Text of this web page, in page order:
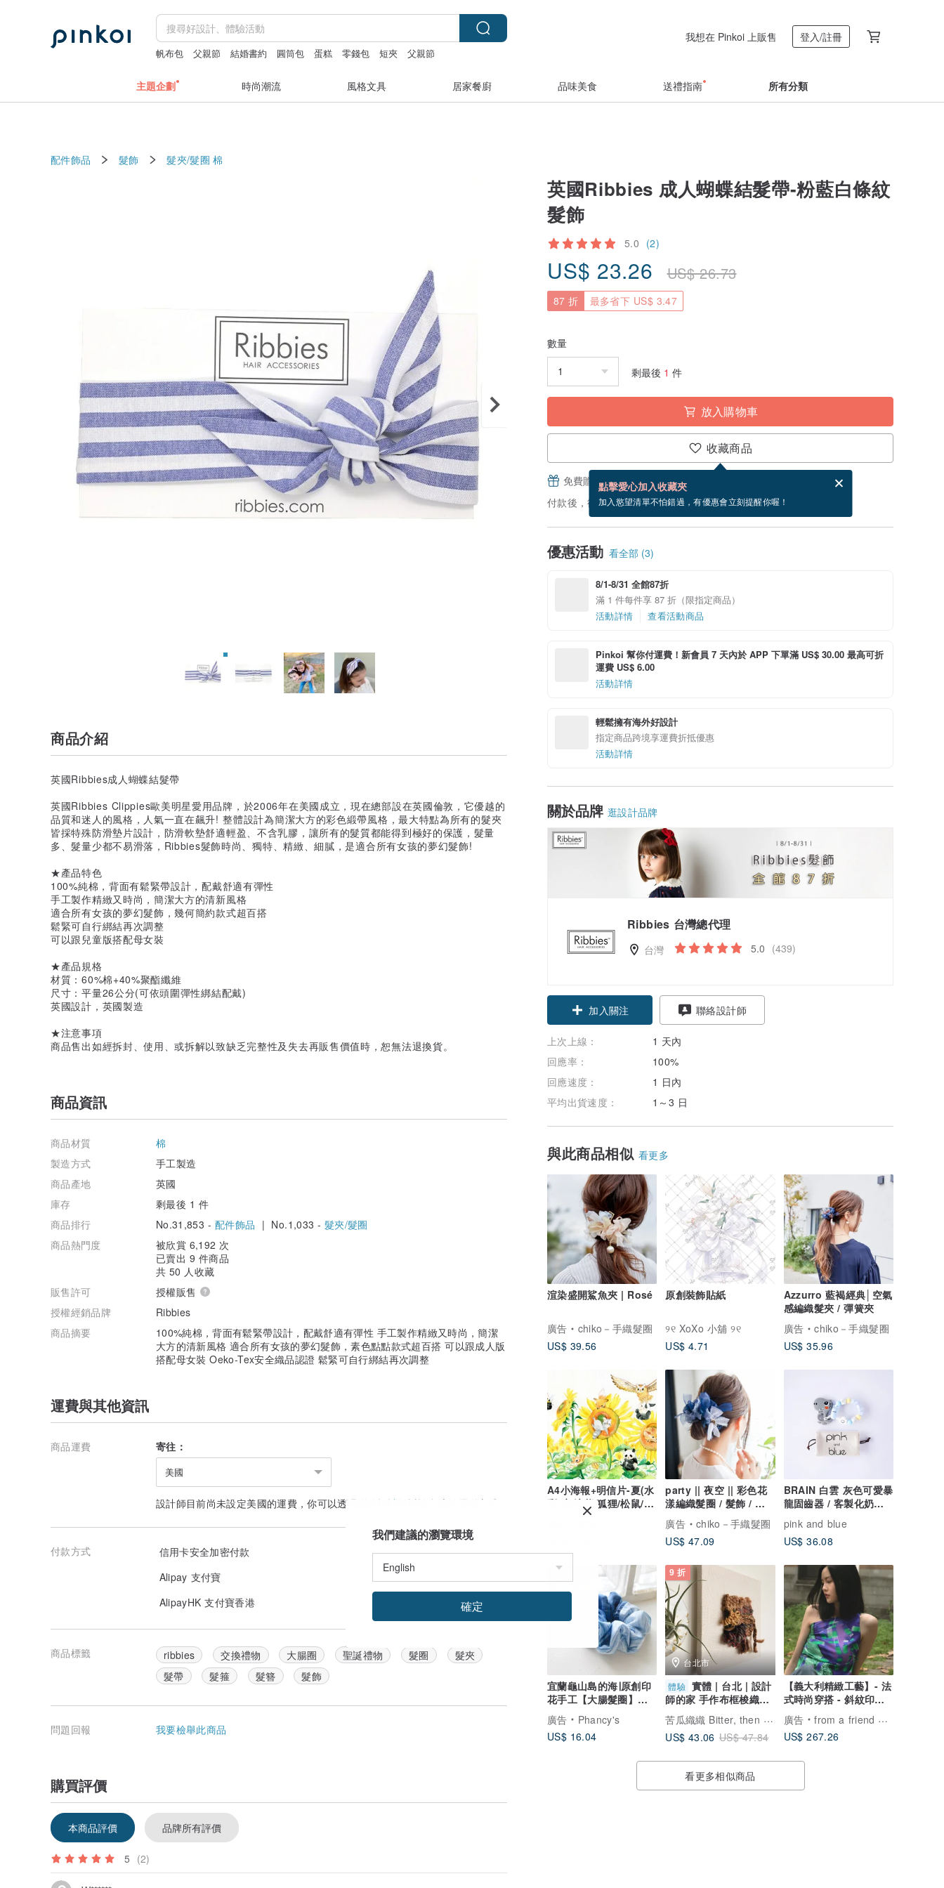
帆布包 父親節 結婚書約 圓筒包 蛋糕 零錢包 短夾 父親節
我想在 Pinkoi 上販售 登入/註冊
主題企劃 時尚潮流 風格文具 居家餐廚 品味美食 送禮指南 所有分類
配件飾品 髮飾 髮夾/髮圈 棉
英國Ribbies 成人蝴蝶結髮帶-粉藍白條紋
髮飾
5.0 (2)
US$ 23.26 US$26.73
87 折 最多省下 US$ 3.47
數量
剩最後 1 件
放入購物車
收藏商品
點擊愛心加入收藏夾
加入慾望清單不怕錯過，有優惠會立刻提醒你喔！
免費贈送電子賀卡，結帳完成後填寫
付款後，從備貨到寄出商品為 3 個工作天。（不包含假日）
優惠活動 看全部 (3)
8/1-8/31 全館87折
滿 1 件每件享 87 折（限指定商品）
活動詳情
查看活動商品
Pinkoi 幫你付運費！新會員 7 天內於 APP 下單滿 US$ 30.00 最高可折
運費 US$ 6.00
活動詳情
輕鬆擁有海外好設計
指定商品跨境享運費折抵優惠
活動詳情
關於品牌 逛設計品牌
Ribbies 台灣總代理
台灣 5.0 (439)
加入關注 聯絡設計師
上次上線：
1 天內
回應率：
100%
回應速度：
1 日內
平均出貨速度：
1～3 日
與此商品相似 看更多
渲染盛開鯊魚夾 | Rosé
廣告
chiko－手織髮圈
US$ 39.56
原創裝飾貼紙
୨୧ XoXo 小舖 ୨୧
US$ 4.71
Azzurro 藍褐經典│空氣
感編織髮夾 / 彈簧夾
廣告
chiko－手織髮圈
US$ 35.96
A4小海報+明信片-夏(水
彩)鹿/浣熊/狐狸/松鼠/刺
蝟/兔子/貓頭鷹
party || 夜空 || 彩色花
漾編織髮圈 / 髮飾 / 細
髮圈
廣告
chiko－手織髮圈
US$ 47.09
BRAIN 白雲 灰色可愛暴
龍固齒器 / 客製化奶嘴
pink and blue
US$ 36.08
宜蘭龜山島的海∣原創印
花手工【大腸髮圈】大
腸圈 髮圈 髮束
廣告
Phancy's
US$ 16.04
9 折
台北市
體驗 實體 | 台北 | 設計
師的家 手作布框梭織畫
基礎織布 居家裝飾
苦瓜織織 Bitter, then better
US$ 43.06 US$ 47.84
【義大利精緻工藝】- 法
式時尚穿搭 - 斜紋印花
絲巾上衣
廣告
from a friend of mine
US$ 267.26
看更多相似商品
商品介紹
英國Ribbies成人蝴蝶結髮帶
英國Ribbies Clippies歐美明星愛用品牌，於2006年在美國成立，現在總部設在英國倫敦，它優越的
品質和迷人的風格，人氣一直在飆升! 整體設計為簡潔大方的彩色緞帶風格，最大特點為所有的髮夾
皆採特殊防滑墊片設計，防滑軟墊舒適輕盈、不含乳膠，讓所有的髮質都能得到極好的保護，髮量
多、髮量少都不易滑落，Ribbies髮飾時尚、獨特、精緻、細膩，是適合所有女孩的夢幻髮飾!
★產品特色
100%純棉，背面有鬆緊帶設計，配戴舒適有彈性
手工製作精緻又時尚，簡潔大方的清新風格
適合所有女孩的夢幻髮飾，幾何簡約款式超百搭
鬆緊可自行綁結再次調整
可以跟兒童版搭配母女裝
★產品規格
材質：60%棉+40%聚酯纖維
尺寸：平量26公分(可依頭圍彈性綁結配戴)
英國設計，英國製造
★注意事項
商品售出如經拆封、使用、或拆解以致缺乏完整性及失去再販售價值時，恕無法退換貨。
商品資訊
商品材質
棉
製造方式
手工製造
商品產地
英國
庫存
剩最後 1 件
商品排行
No.31,853 - 配件飾品 | No.1,033 -髮夾/髮圈
商品熱門度
被欣賞 6,192 次
已賣出 9 件商品
共 50 人收藏
販售許可
授權販售
授權經銷品牌
Ribbies
商品摘要
100%純棉，背面有鬆緊帶設計，配戴舒適有彈性 手工製作精緻又時尚，簡潔
大方的清新風格 適合所有女孩的夢幻髮飾，素色點點款式超百搭 可以跟成人版
搭配母女裝 Oeko-Tex安全織品認證 鬆緊可自行綁結再次調整
運費與其他資訊
商品運費 寄往：
美國
設計師目前尚未設定美國的運費，你可以透過 聯絡設計師 討論合適的運送方式
付款方式
信用卡安全加密付款
Alipay 支付寶
AlipayHK 支付寶香港
商品標籤 ribbies 交換禮物 大腸圈 聖誕禮物 髮圈
髮夾
髮帶
髮箍 髮簪 髮飾
問題回報 我要檢舉此商品
購買評價
本商品評價 品牌所有評價
5 (2)
我們建議的瀏覽環境
確定